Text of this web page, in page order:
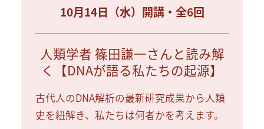
10月14日（水）開講・全6回
人類学者 篠田謙一さんと読み解
く【DNAが語る私たちの起源】
古代人のDNA解析の最新研究成果から人類
史を紐解き、私たちは何者かを考えます。